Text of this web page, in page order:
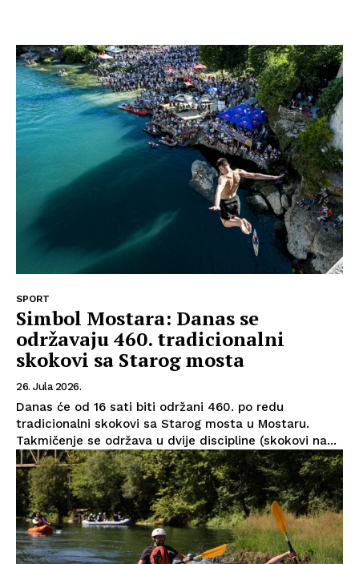
SPORT
Simbol Mostara: Danas se
održavaju 460. tradicionalni
skokovi sa Starog mosta
26. Jula 2026.
Danas će od 16 sati biti održani 460. po redu
tradicionalni skokovi sa Starog mosta u Mostaru.
Takmičenje se održava u dvije discipline (skokovi na...